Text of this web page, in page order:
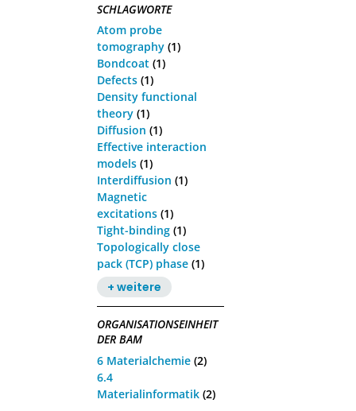
SCHLAGWORTE
Atom probe
tomography (1)
Bondcoat (1)
Defects (1)
Density functional
theory (1)
Diffusion (1)
Effective interaction
models (1)
Interdiffusion (1)
Magnetic
excitations (1)
Tight-binding (1)
Topologically close
pack (TCP) phase (1)
+ weitere
ORGANISATIONSEINHEIT
DER BAM
6 Materialchemie (2)
6.4
Materialinformatik (2)